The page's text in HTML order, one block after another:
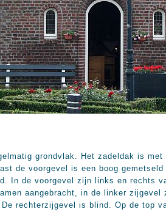
grondvlak. Het zadeldak is met
de voorgevel is een boog gemetseld
In de voorgevel zijn links en rechts
aangebracht, in de linker zijgevel
rechterzijgevel is blind. Op de top